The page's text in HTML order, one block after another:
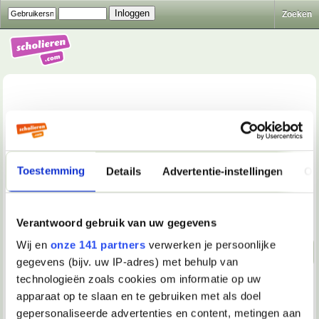
Toestemming Details Advertentie-instellingen
Verantwoord gebruik van uw gegevens
Wij en onze 141 partners verwerken je persoonlijke
gegevens (bijv. uw IP-adres) met behulp van
technologieën zoals cookies om informatie op uw
apparaat op te slaan en te gebruiken met als doel
gepersonaliseerde advertenties en content, metingen aan
Zoeken
School & Studie
Huiswerkvragen: Cultuur, Maatschappij &
Economie> Welke entrepreneur kan ik inhuren om een
verslag te maken
Beantwoorden
Naar beneden!
14-01-2023, 01:35
010Rotterdam202